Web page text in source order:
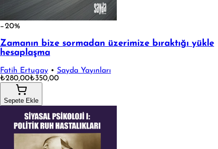
−20%
Zamanın bize sormadan üzerimize bıraktığı yükle
hesaplaşma
Fatih Ertugay • Sayda Yayınları
₺280,00₺350,00
Sepete Ekle